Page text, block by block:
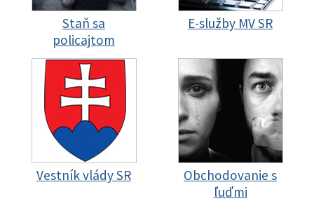
Staň sa
policajtom
E-služby MV SR
Vestník vlády SR
Obchodovanie s
ľuďmi